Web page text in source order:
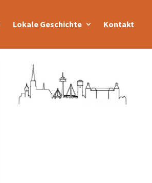
Lokale Geschichte Kontakt